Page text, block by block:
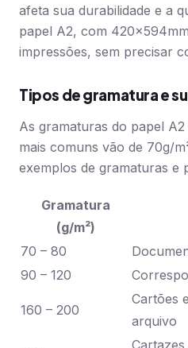
afeta sua durabilidade e a
papel A2, com
impressões, sem precisar
Tipos de gramatura e
As gramaturas do papel
mais comuns vão de 70g/
exemplos de gramaturas e
Gramatura
(g/m²)
70 – 80
90 – 120
160 – 200
Cartões
arquivo